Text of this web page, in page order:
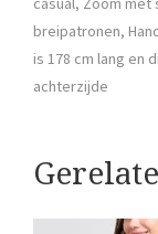
breipatronen,
is 178 cm lang en
achterzijde